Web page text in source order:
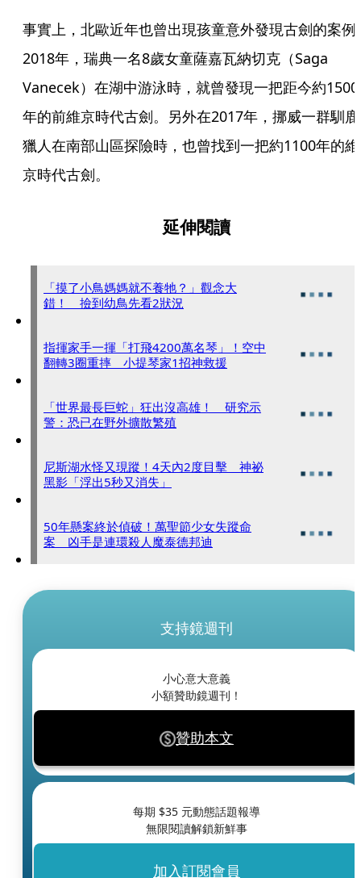
事實上，北歐近年也曾出現孩童意外發現古劍的案例
2018年，瑞典一名8歲女童薩嘉瓦納切克（Saga
Vanecek）在湖中游泳時，就曾發現一把距今約1500
年的前維京時代古劍。另外在2017年，挪威一群馴鹿
獵人在南部山區探險時，也曾找到一把約1100年的維
京時代古劍。
延伸閱讀
「摸了小鳥媽媽就不養牠？」觀念大
錯！ 撿到幼鳥先看2狀況
指揮家手一揮「打飛4200萬名琴」！空中
翻轉3圈重摔 小提琴家1招神救援
「世界最長巨蛇」狂出沒高雄！ 研究示
警：恐已在野外擴散繁殖
尼斯湖水怪又現蹤！4天內2度目擊 神祕
黑影「浮出5秒又消失」
50年懸案終於偵破！萬聖節少女失蹤命
案 凶手是連環殺人魔泰德邦迪
支持鏡週刊
小心意大意義
小額贊助鏡週刊！
贊助本文
每期 $35 元動態話題報導
無限閱讀解鎖新鮮事
加入訂閱會員